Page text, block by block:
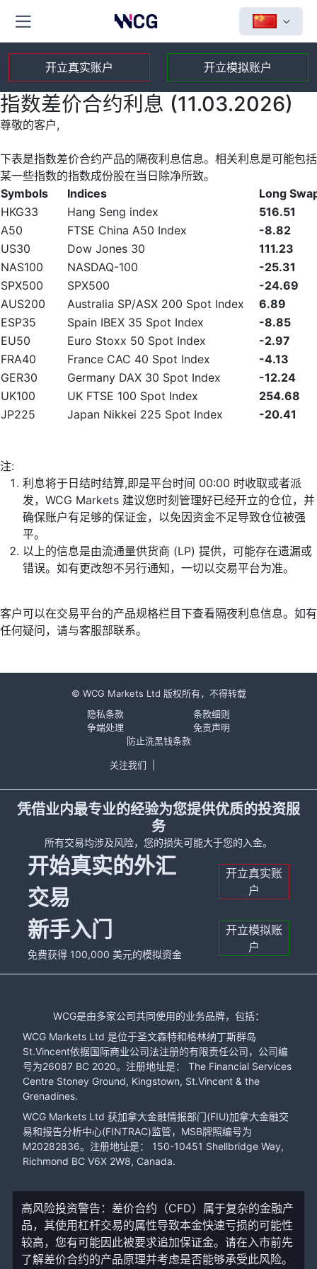
开立真实账户 开立模拟账户
指数差价合约利息 (11.03.2026)
尊敬的客户,
下表是指数差价合约产品的隔夜利息信息。相关利息是可能包括
某一些指数的指数成份股在当日除净所致。
Symbols
Indices
Long
HKG33
Hang Seng index
516.51
A50
FTSE China A50 Index
-8.82
US30
Dow Jones 30
111.23
NAS100
NASDAQ-100
-25.31
SPX500
SPX500
-24.69
AUS200
Australia SP/ASX 200 Spot Index
6.89
ESP35
Spain IBEX 35 Spot Index
-8.85
EU50
Euro Stoxx 50 Spot Index
-2.97
FRA40
France CAC 40 Spot Index
-4.13
GER30
Germany DAX 30 Spot Index
-12.24
UK100
UK FTSE 100 Spot Index
254.68
JP225
Japan Nikkei 225 Spot Index -20.41
注:
利息将于日结时结算,即是平台时间 00:00 时收取或者派
发，WCG Markets 建议您时刻管理好已经开立的仓位，并
确保账户有足够的保证金，以免因资金不足导致仓位被强
平。
以上的信息是由流通量供货商 (LP) 提供，可能存在遗漏或
错误。如有更改恕不另行通知，一切以交易平台为准。
客户可以在交易平台的产品规格栏目下查看隔夜利息信息。如有
任何疑问，请与客服部联系。
© WCG Markets Ltd 版权所有，不得转载
隐私条款
条款细则
争端处理
免责声明
防止洗黑钱条款
关注我们
凭借业内最专业的经验为您提供优质的投资服
务
所有交易均涉及风险，您的损失可能大于您的入金。
开始真实的外汇
交易
开立真实账
户
新手入门
免费获得 100,000 美元的模拟资金
开立模拟账
户
WCG是由多家公司共同使用的业务品牌，包括：
WCG Markets Ltd 是位于圣文森特和格林纳丁斯群岛
St.Vincent依据国际商业公司法注册的有限责任公司，公司编
号为26087 BC 2020。注册地址是： The Financial Services
Centre Stoney Ground, Kingstown, St.Vincent & the
Grenadines.
WCG Markets Ltd 获加拿大金融情报部门(FIU)加拿大金融交
易和报告分析中心(FINTRAC)监管，MSB牌照编号为
M20282836。注册地址是： 150-10451 Shellbridge Way,
Richmond BC V6X 2W8, Canada.
高风险投资警告：差价合约（CFD）属于复杂的金融产
品，其使用杠杆交易的属性导致本金快速亏损的可能性
较高，您有可能因此被要求追加保证金。请在入市前先
了解差价合约的产品原理并考虑是否能够承受此风险。